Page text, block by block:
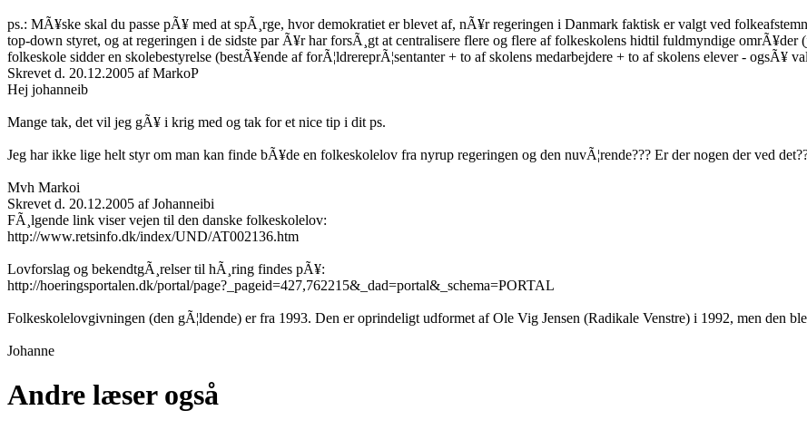
ps.: MÃ¥ske skal du passe pÃ¥ med at spÃ¸rge, hvor demokratiet er blevet af, nÃ¥r regeringen i Danmark faktisk er valgt ved
top-down styret, og at regeringen i de sidste par Ã¥r har forsÃ¸gt at centralisere flere og flere af folkeskolens hidtil fuldmyndige
folkeskole sidder en skolebestyrelse (bestÃ¥ende af forÃ¦ldrereprÃ¦sentanter + to af skolens medarbejdere + to af skolens elever - ogsÃ¥
Skrevet d. 20.12.2005 af MarkoP
Hej johanneib
Mange tak, det vil jeg gÃ¥ i krig med og tak for et nice tip i dit ps.
Jeg har ikke lige helt styr om man kan finde bÃ¥de en folkeskolelov fra nyrup regeringen og den nuvÃ¦rende??? Er der nogen der ved
Mvh Markoi
Skrevet d. 20.12.2005 af Johanneibi
FÃ¸lgende link viser vejen til den danske folkeskolelov:
http://www.retsinfo.dk/index/UND/AT002136.htm
Lovforslag og bekendtgÃ¸relser til hÃ¸ring findes pÃ¥:
http://hoeringsportalen.dk/portal/page?_pageid=427,762215&_dad=portal&_schema=PORTAL
Folkeskolelovgivningen (den gÃ¦ldende) er fra 1993. Den er oprindeligt udformet af Ole Vig Jensen (Radikale Venstre) i 1992, men den
Johanne
Andre læser også